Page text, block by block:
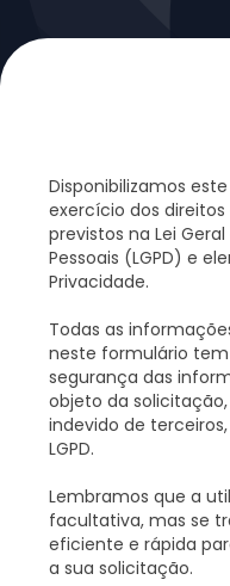
Disponibilizamos
exercício dos
previstos na Lei
Pessoais (LGPD) e
Privacidade.
Todas as
neste formulário
segurança das
objeto da
indevido de
LGPD.
Lembramos que a
facultativa, mas se
eficiente e rápida
a sua solicitação.